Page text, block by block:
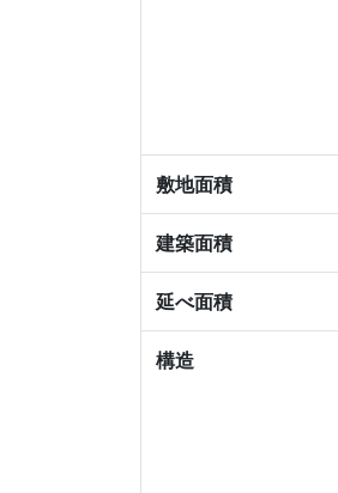
敷地面積
建築面積
延べ面積
構造